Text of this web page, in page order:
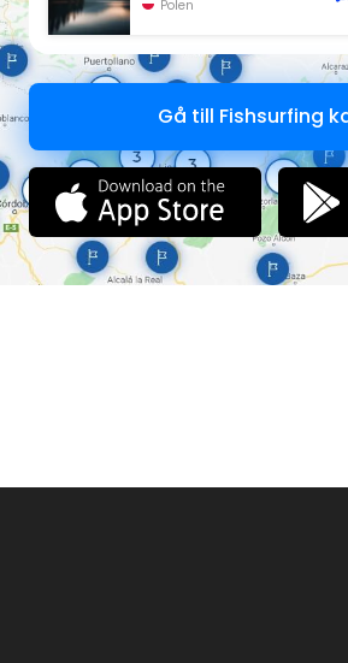
Polen
Gå till Fishsurfing